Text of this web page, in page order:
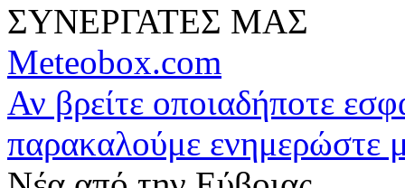
ΣΥΝΕΡΓΑΤΕΣ ΜΑΣ
Meteobox.com
Αν βρείτε οποιαδήποτε
παρακαλούμε ενημερώστε